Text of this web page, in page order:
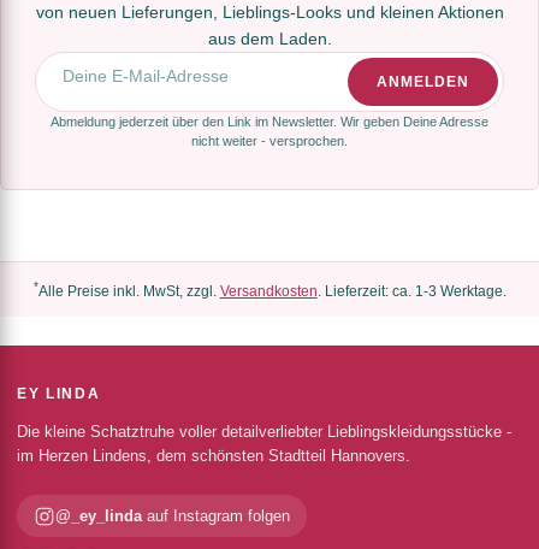
von neuen Lieferungen, Lieblings-Looks und kleinen Aktionen
aus dem Laden.
E-Mail-Adresse
ANMELDEN
Abmeldung jederzeit über den Link im Newsletter. Wir geben Deine Adresse
nicht weiter - versprochen.
*Alle Preise inkl. MwSt, zzgl. Versandkosten. Lieferzeit: ca. 1-3 Werktage.
EY LINDA
Die kleine Schatztruhe voller detailverliebter Lieblingskleidungsstücke -
im Herzen Lindens, dem schönsten Stadtteil Hannovers.
@_ey_lindaauf Instagram folgen